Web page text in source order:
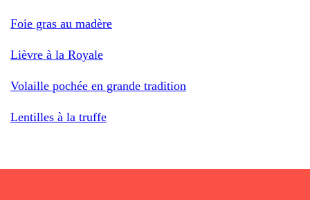
Foie gras au madère
Lièvre à la Royale
Volaille pochée en grande tradition
Lentilles à la truffe